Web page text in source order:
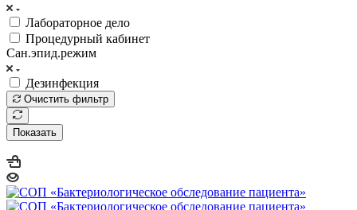
Лабораторное дело
Процедурный кабинет
Сан.эпид.режим
Дезинфекция
Очистить фильтр
Показать